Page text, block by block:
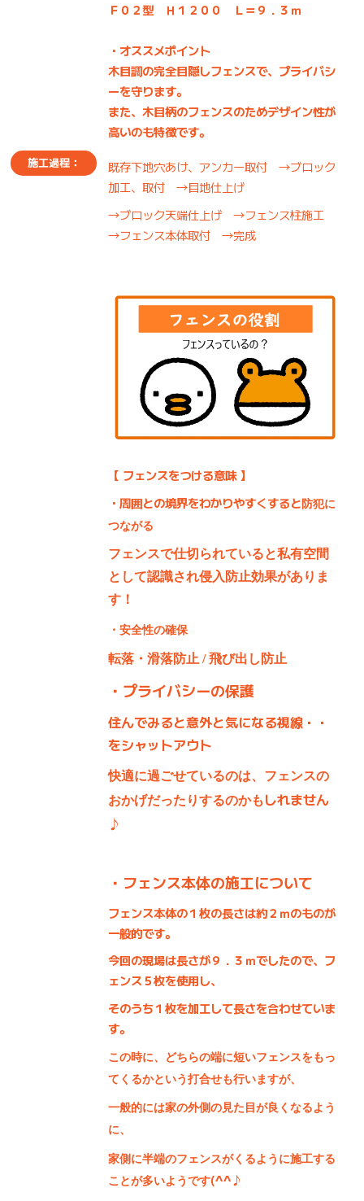
Ｆ０２型 Ｈ１２００ Ｌ＝９．３ｍ
・オススメポイント
木目調の完全目隠しフェンスで、プライバシ
ーを守ります。
また、木目柄のフェンスのためデザイン性が
高いのも特徴です。
施工過程：
既存下地穴あけ、アンカー取付 →ブロック
加工、取付 →目地仕上げ
→ブロック天端仕上げ →フェンス柱施工
→フェンス本体取付 →完成
【 フェンスをつける意味 】
・周囲との境界をわかりやすくすると防犯に
つながる
フェンスで仕切られていると私有空間
として認識され侵入防止効果がありま
す！
・安全性の確保
転落・滑落防止 / 飛び出し防止
・プライバシーの保護
住んでみると意外と気になる視線・・
をシャットアウト
快適に過ごせているのは、フェンスの
おかげだったりするのかも しれません
♪
・フェンス本体の施工について
フェンス本体の１枚の長さは約２ｍのものが
一般的です。
今回の現場は長さが９．３ｍでしたので、フ
ェンス５枚を使用し、
そのうち１枚を加工して長さを合わせていま
す。
この時に、どちらの端に短いフェンスをもっ
てくるかという打合せも行いますが、
一般的には家の外側の見た目が良くなるよう
に、
家側に半端のフェンスがくるように施工する
ことが多いようです(^^♪